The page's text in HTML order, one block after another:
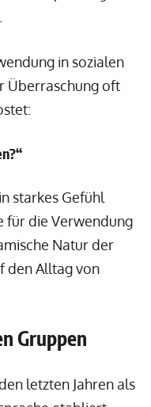
in sozialen
Überraschung oft
starkes Gefühl
für die Verwendung
Natur der
den Alltag von
Gruppen
letzten Jahren als